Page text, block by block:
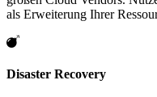
als Erweiterung Ihrer
Disaster Recovery